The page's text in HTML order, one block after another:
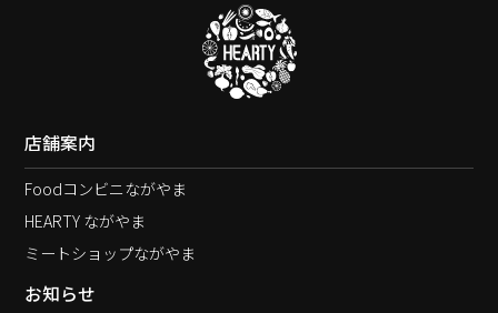
店舗案内
Foodコンビニながやま
HEARTY ながやま
ミートショップながやま
お知らせ